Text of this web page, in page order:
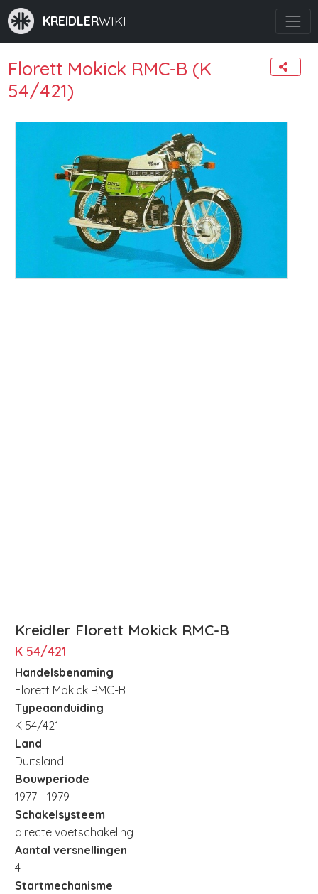
KREIDLERWIKI
Florett Mokick RMC-B (K
54/421)
Kreidler Florett Mokick RMC-B
K 54/421
Handelsbenaming
Florett Mokick RMC-B
Typeaanduiding
K 54/421
Land
Duitsland
Bouwperiode
1977 - 1979
Schakelsysteem
directe voetschakeling
Aantal versnellingen
4
Startmechanisme